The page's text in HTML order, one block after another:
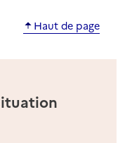
Haut de page